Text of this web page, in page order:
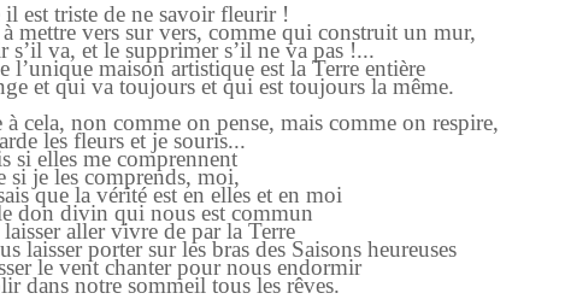
est triste de ne savoir fleurir !
mettre vers sur vers, comme qui construit un mur,
s’il va, et le supprimer s’il ne va pas !...
l’unique maison artistique est la Terre entière
et qui va toujours et qui est toujours la même.
à cela, non comme on pense, mais comme on respire,
les fleurs et je souris...
si elles me comprennent
si je les comprends, moi,
que la vérité est en elles et en moi
don divin qui nous est commun
aller vivre de par la Terre
laisser porter sur les bras des Saisons heureuses
le vent chanter pour nous endormir
dans notre sommeil tous les rêves.